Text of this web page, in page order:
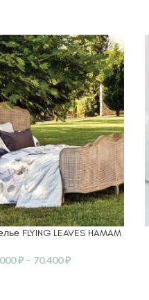
FLYING LEAVES HAMAM
₽ – 70.400₽